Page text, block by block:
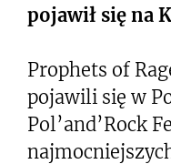
pojawił się na
Prophets of
pojawili się w
Pol’and’Rock